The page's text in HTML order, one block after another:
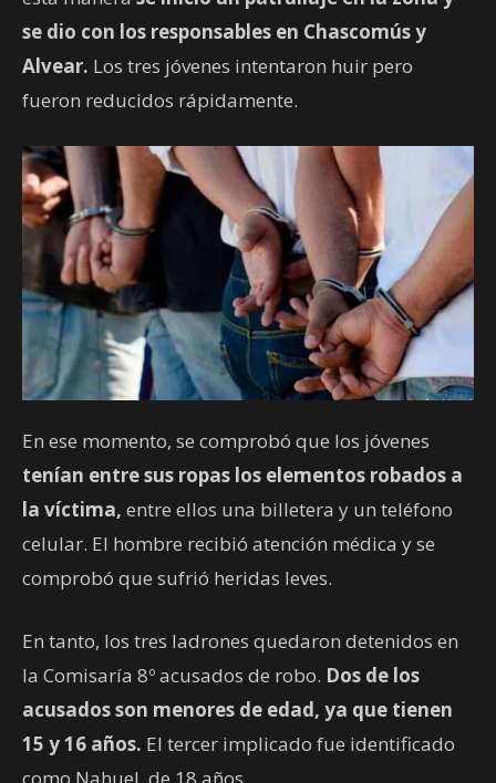
se dio con los responsables en Chascomús y
Alvear. Los tres jóvenes intentaron huir pero
fueron reducidos rápidamente.
En ese momento, se comprobó que los jóvenes
tenían entre sus ropas los elementos robados a
la víctima, entre ellos una billetera y un teléfono
celular. El hombre recibió atención médica y se
comprobó que sufrió heridas leves.
En tanto, los tres ladrones quedaron detenidos en
la Comisaría 8º acusados de robo. Dos de los
acusados son menores de edad, ya que tienen
15 y 16 años. El tercer implicado fue identificado
como Nahuel, de 18 años.